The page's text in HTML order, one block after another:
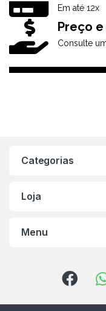
Em até 12x
Preço
Consulte
Categorias
Loja
Menu